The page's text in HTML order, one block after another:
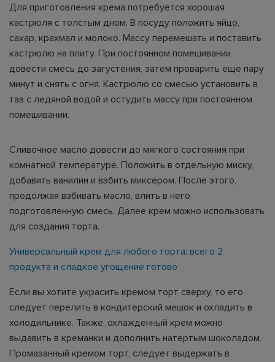
Для приготовления крема потребуется хорошая
кастрюля с толстым дном. В посуду положить яйцо,
сахар, крахмал и молоко. Массу перемешать и поставить
кастрюлю на плиту. При постоянном помешивании
довести смесь до загустения, затем проварить еще пару
минут и снять с огня. Кастрюлю со смесью установить в
таз с ледяной водой и остудить массу при постоянном
помешивании.
Сливочное масло довести до мягкого состояния при
комнатной температуре. Положить в отдельную миску,
добавить ванилин и взбить миксером. После этого,
продолжая взбивать масло, влить в него
подготовленную смесь. Далее крем можно использовать
для создания торта.
Универсальный крем для любого торта: всего 2
продукта и сладкое угощение готово
Если вы хотите украсить кремом торт сверху, то его
следует перелить в кондитерский мешок и охладить в
холодильнике. Также, охлажденный крем можно
выдавить в креманки и дополнить натертым шоколадом.
Промазанный кремом торт, следует выдержать в